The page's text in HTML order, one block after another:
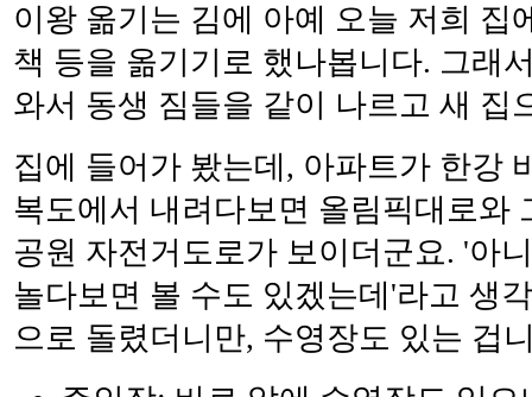
이왕 옮기는 김에 아예 오늘 저희 집
책 등을 옮기기로 했나봅니다. 그래
와서 동생 짐들을 같이 나르고 새 집
집에 들어가 봤는데, 아파트가 한강
복도에서 내려다보면 올림픽대로와
공원 자전거도로가 보이더군요. '아
놀다보면 볼 수도 있겠는데'라고 생
으로 돌렸더니만, 수영장도 있는 겁